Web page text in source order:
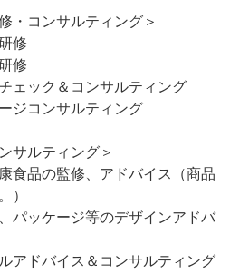
・コンサルティング＞
修
修
ェック＆コンサルティング
ジコンサルティング
サルティング＞
食品の監修、アドバイス（商品
）
パッケージ等のデザインアドバ
アドバイス＆コンサルティング